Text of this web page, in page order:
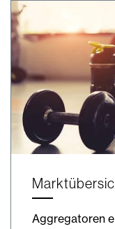
Aggregatoren